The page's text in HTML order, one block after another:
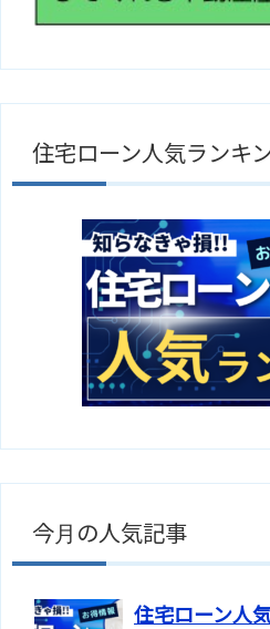
住宅ローン人気ランキ
今月の人気記事
住宅ローン人